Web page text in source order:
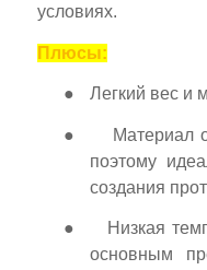
условиях.
Плюсы:
● Легкий вес и
●
Материал
поэтому
создания
●
Низкая
основным